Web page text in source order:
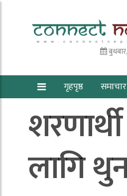
गृहपृष्ठ समाचार
लागि